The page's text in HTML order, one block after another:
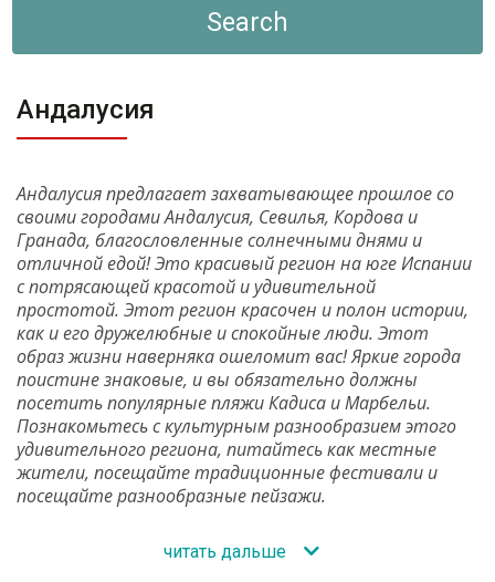
Search
Андалусия
Андалусия предлагает захватывающее прошлое со
своими городами Андалусия, Севилья, Кордова и
Гранада, благословленные солнечными днями и
отличной едой! Это красивый регион на юге Испании
с потрясающей красотой и удивительной
простотой. Этот регион красочен и полон истории,
как и его дружелюбные и спокойные люди. Этот
образ жизни наверняка ошеломит вас! Яркие города
поистине знаковые, и вы обязательно должны
посетить популярные пляжи Кадиса и Марбельи.
Познакомьтесь с культурным разнообразием этого
удивительного региона, питайтесь как местные
жители, посещайте традиционные фестивали и
посещайте разнообразные пейзажи.
читать дальше